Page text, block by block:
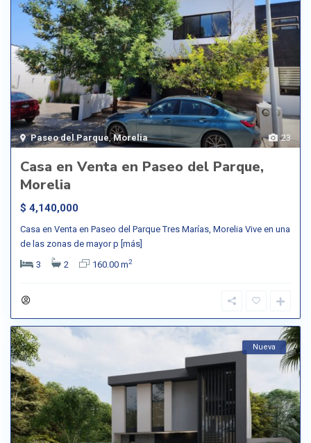
23
Paseo del Parque,Morelia
Casa en Venta en Paseo del Parque,
Morelia
$ 4,140,000
Casa en Venta en Paseo del Parque Tres Marías, Morelia Vive en una
de las zonas de mayor p [más]
3
2 160.00 m2
Nueva